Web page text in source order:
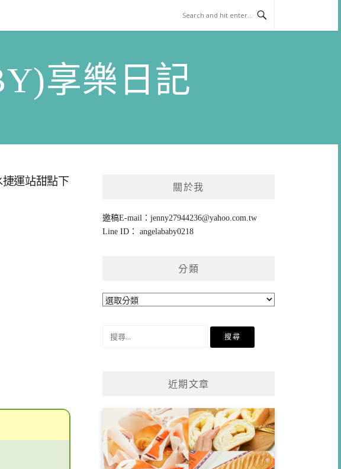
享樂日記
運站甜點下
關於我
邀稿E-mail：jenny27944236@yahoo.com.tw
Line ID： angelababy0218
分類
分
近期文章